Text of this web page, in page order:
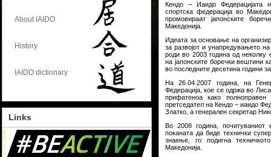
About IAIDO
History
IAIDO dictionary
Links
Кендо – Иаидо Федерацијата
спортска федерација во
промовираат јапонските
Македонија.
Идеата за основање на
за развојот и унапредувањето
роди во 2003 година од неколку
на јапонските боречки вештини
во последните десетина години
На 26.04.2007 година, на
Федерација, кое се одржа во
прифатеноа како
претседател на Кендо – иаидо
Златко, а генерален секретар
Во 2008 година,
поканата да биде технички
знаење, го подигна
Македонија.